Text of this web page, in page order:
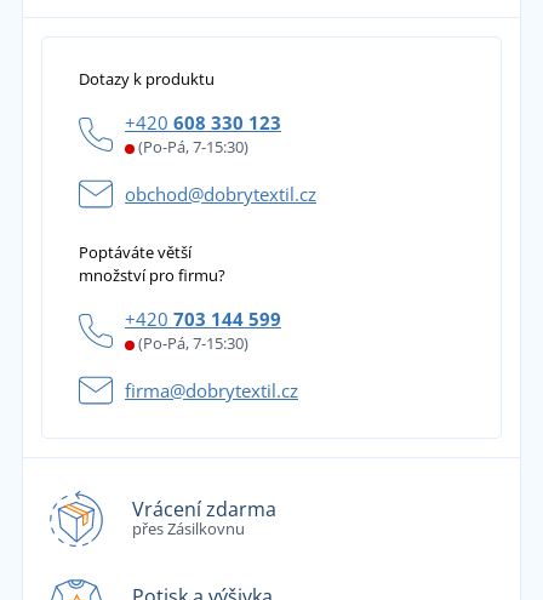
Dotazy k produktu
+420 608 330 123
(Po-Pá, 7-15:30)
obchod@dobrytextil.cz
Poptáváte větší
množství pro firmu?
+420 703 144 599
(Po-Pá, 7-15:30)
firma@dobrytextil.cz
Vrácení zdarma
přes Zásilkovnu